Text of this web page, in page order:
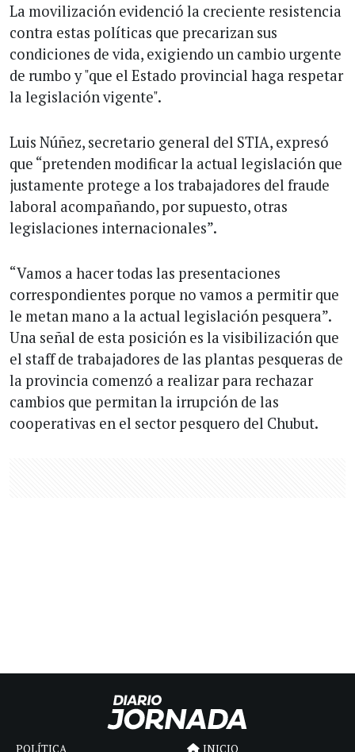
La movilización evidenció la creciente resistencia
contra estas políticas que precarizan sus
condiciones de vida, exigiendo un cambio urgente
de rumbo y "que el Estado provincial haga respetar
la legislación vigente".
Luis Núñez, secretario general del STIA, expresó
que “pretenden modificar la actual legislación que
justamente protege a los trabajadores del fraude
laboral acompañando, por supuesto, otras
legislaciones internacionales”.
“Vamos a hacer todas las presentaciones
correspondientes porque no vamos a permitir que
le metan mano a la actual legislación pesquera”.
Una señal de esta posición es la visibilización que
el staff de trabajadores de las plantas pesqueras de
la provincia comenzó a realizar para rechazar
cambios que permitan la irrupción de las
cooperativas en el sector pesquero del Chubut.
POLÍTICA INICIO